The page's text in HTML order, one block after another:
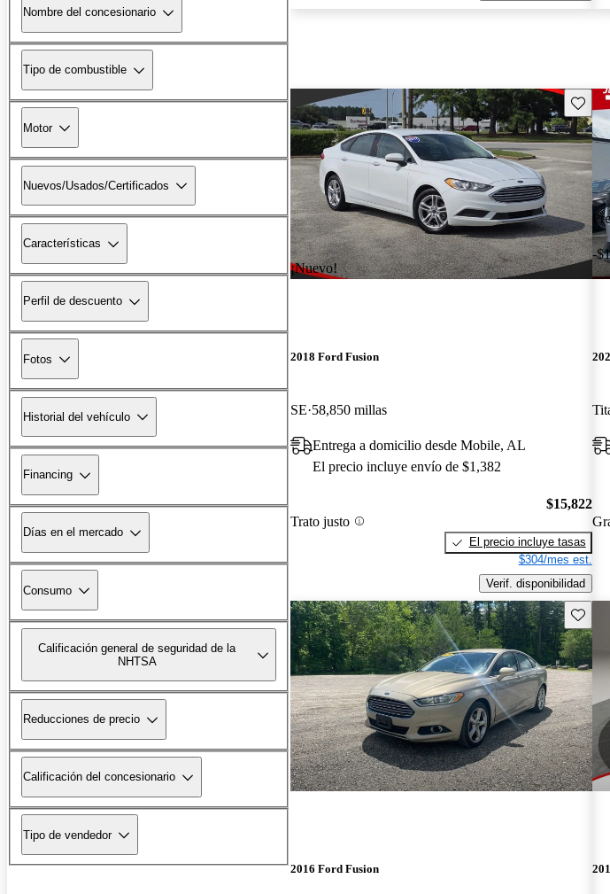
Nombre del concesionario
Tipo de combustible
Motor
Nuevos/Usados/Certificados
Características
Perfil de descuento
Fotos
Historial del vehículo
Financing
Días en el mercado
Consumo
Calificación general de seguridad de la
NHTSA
Reducciones de precio
Calificación del concesionario
Tipo de vendedor
¡Nuevo!
2018 Ford Fusion
SE 58,850 millas
Entrega a domicilio desde Mobile, AL
El precio incluye envío de $1,382
Trato justo
$15,822
El precio incluye tasas
$304/mes est.
Verif. disponibilidad
-
Guarda
2016 Ford Fusion